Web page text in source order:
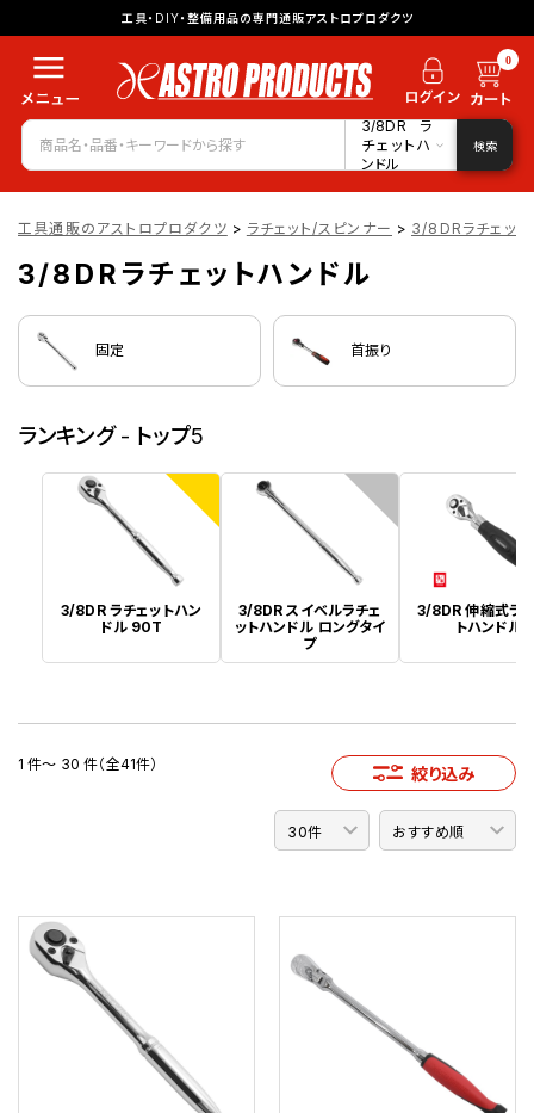
工具・DIY・整備用品の専門通販アストロプロダクツ
0
3/8DRラ
チェットハ
ンドル
検索
工具通販のアストロプロダクツ > ラチェット/スピンナー > 3/8DRラチェット
3/8DRラチェットハンドル
固定 首振り
ランキング - トップ5
1
3/8DR ラチェットハン
ドル 90T
2
3/8DR スイベルラチェ
ットハンドル ロングタイ
プ
3/8DR 伸縮式ラ
トハンドル
1 件～ 30 件（全41件） 絞り込み